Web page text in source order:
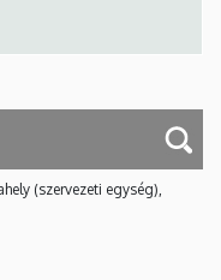
(szervezeti egység),